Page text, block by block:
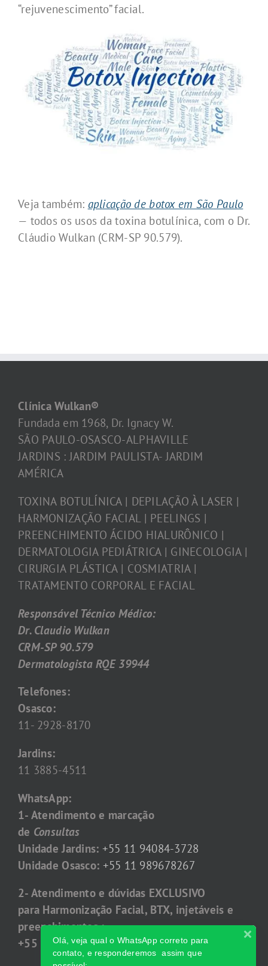
“rejuvenescimento” facial.
Veja também: aplicação de botox em São Paulo
— todos os usos da toxina botulínica, com o Dr.
Cláudio Wulkan (CRM-SP 90.579).
Clínica Wulkan®
Fundada em 1968, Dr. Ignacy W.
SÃO PAULO-OSASCO-ALPHAVILLE
JARDINS : JARDIM PAULISTA- JARDIM
AMÉRICA
TOXINA BOTULÍNICA | DEPILAÇÃO À LASER |
HARMONIZAÇÃO FACIAL | PEELINGS |
PREENCHIMENTO ÁCIDO HIALURÔNICO |
DERMATOLOGIA PEDIÁTRICA | GINECOLOGIA |
CIRURGIA PLÁSTICA | COSMIATRIA |
TRATAMENTO CORPORAL E FACIAL
Responsável Técnico Médico:
Dr. Claudio Wulkan
CRM-SP 90.579
Dermatologista RQE 39944
Telefones:
Osasco:
11- 2928-8170
Jardins:
11 3885-4511
WhatsApp:
1- Atendimento e marcação
de Consultas
Unidade Jardins: +55 11 94084-3728
Unidade Osasco: +55 11 989678267
2- Atendimento e dúvidas EXCLUSIVO
para Harmonização Facial, BTX, injetáveis e
preenchimentos :
+55 11 96770-2768
Olá, veja qual o WhatsApp correto para
contato, e responderemos assim que